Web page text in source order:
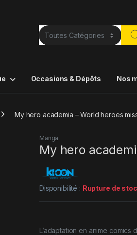
Occasions & Dépôts Nos
My hero academia – World heroes
Manga
My hero
Disponibilité : Rupture de
L’adaptation en anime